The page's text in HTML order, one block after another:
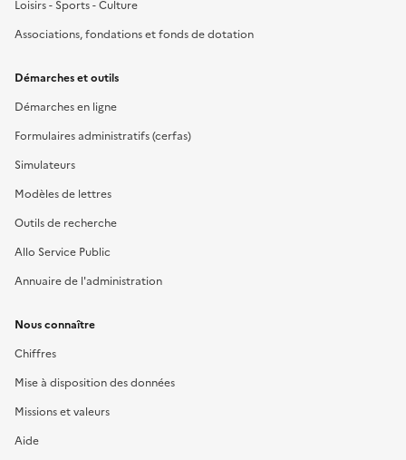
Loisirs - Sports - Culture
Associations, fondations et fonds de dotation
Démarches et outils
Démarches en ligne
Formulaires administratifs (cerfas)
Simulateurs
Modèles de lettres
Outils de recherche
Allo Service Public
Annuaire de l'administration
Nous connaître
Chiffres
Mise à disposition des données
Missions et valeurs
Aide